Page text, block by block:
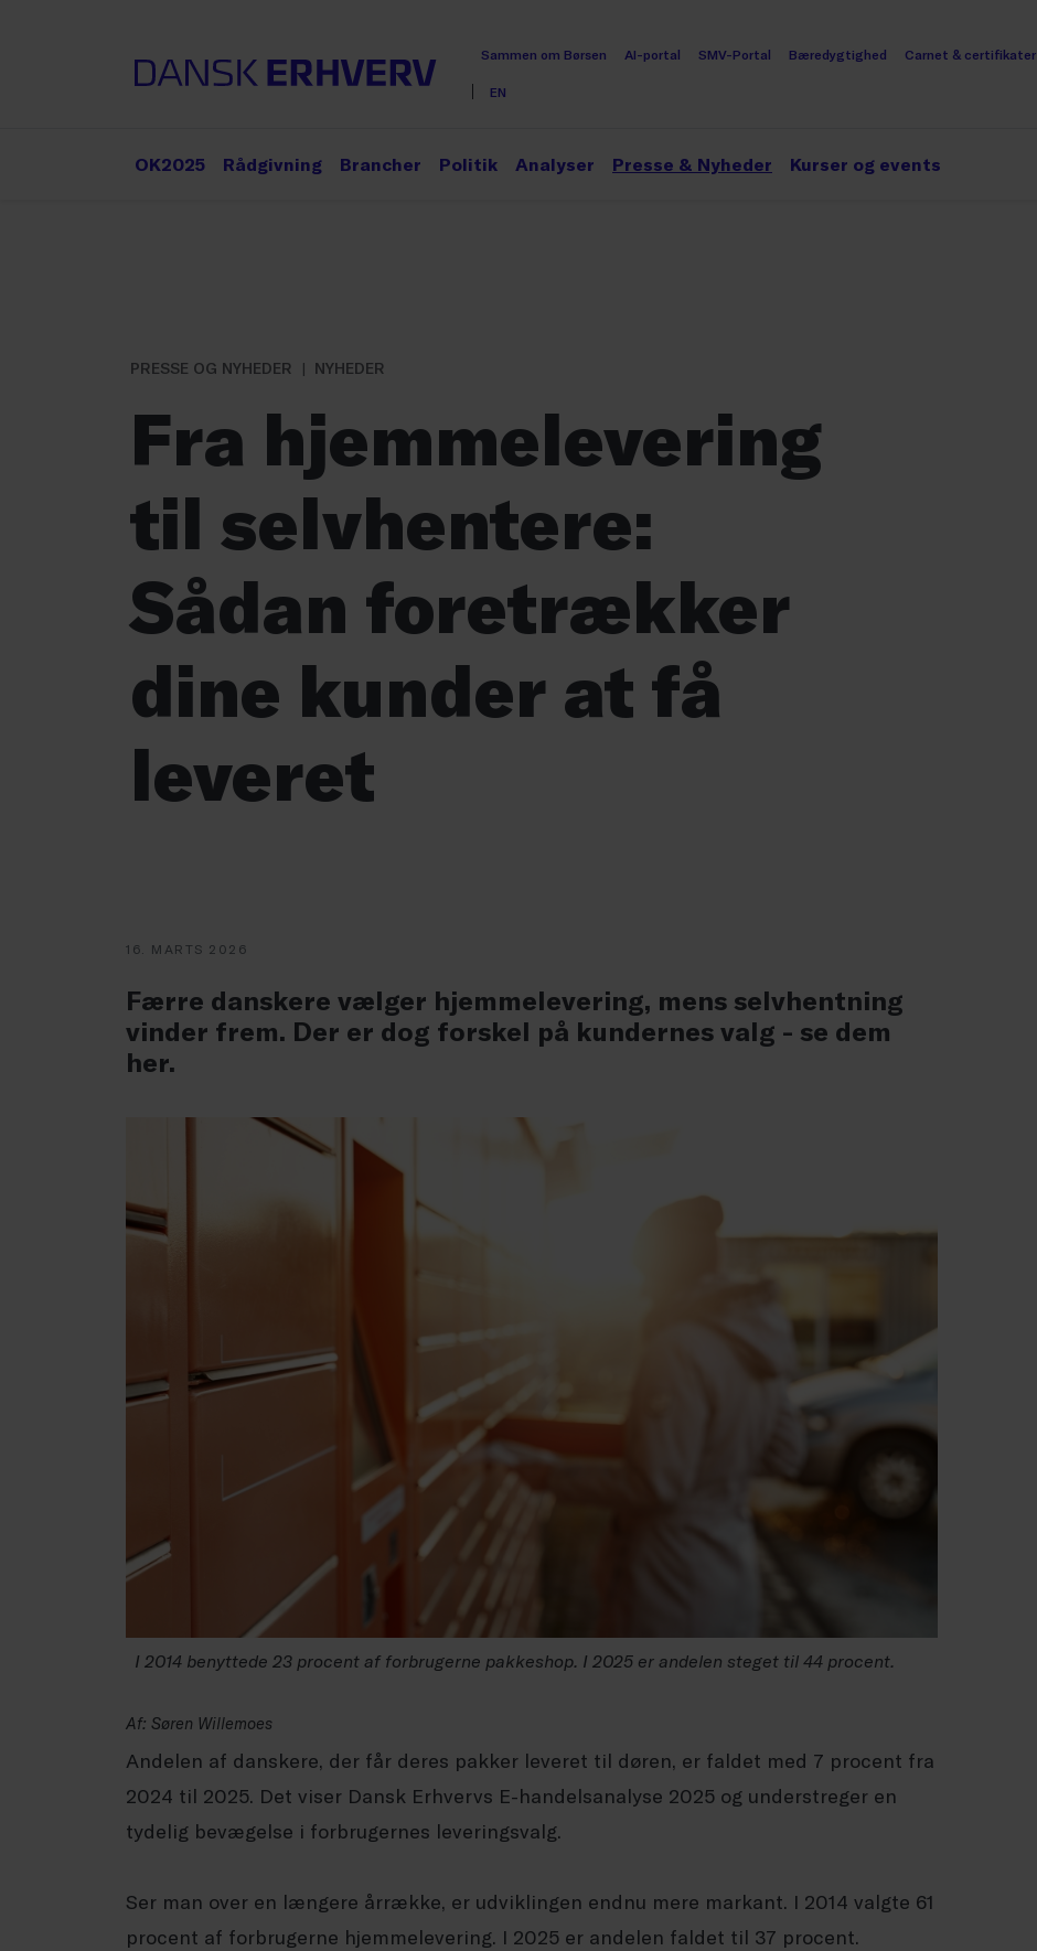
Sammen om Børsen AI-portal SMV-Portal Bæredygtighed Carnet & certifikater
EN
OK2025 Rådgivning Brancher Politik Analyser Presse & Nyheder Kurser og events
PRESSE OG NYHEDER
NYHEDER
Fra hjemmelevering
til selvhentere:
Sådan foretrækker
dine kunder at få
leveret
16. MARTS 2026
Færre danskere vælger hjemmelevering, mens selvhentning
vinder frem. Der er dog forskel på kundernes valg - se dem
her.
I 2014 benyttede 23 procent af forbrugerne pakkeshop. I 2025 er andelen steget til 44 procent.
Af: Søren Willemoes
Andelen af danskere, der får deres pakker leveret til døren, er faldet med 7 procent fra
2024 til 2025. Det viser Dansk Erhvervs E-handelsanalyse 2025 og understreger en
tydelig bevægelse i forbrugernes leveringsvalg.
Ser man over en længere årrække, er udviklingen endnu mere markant. I 2014 valgte 61
procent af forbrugerne hjemmelevering. I 2025 er andelen faldet til 37 procent.